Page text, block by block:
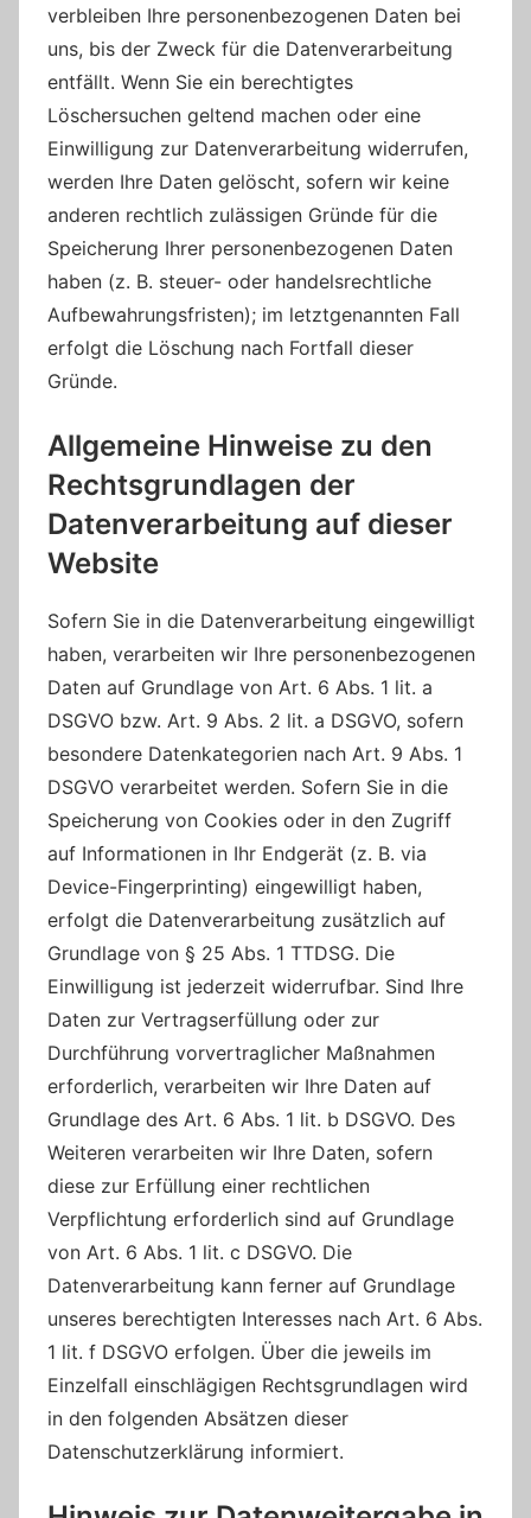
verbleiben Ihre personenbezogenen Daten bei
uns, bis der Zweck für die Datenverarbeitung
entfällt. Wenn Sie ein berechtigtes
Löschersuchen geltend machen oder eine
Einwilligung zur Datenverarbeitung widerrufen,
werden Ihre Daten gelöscht, sofern wir keine
anderen rechtlich zulässigen Gründe für die
Speicherung Ihrer personenbezogenen Daten
haben (z. B. steuer- oder handelsrechtliche
Aufbewahrungsfristen); im letztgenannten Fall
erfolgt die Löschung nach Fortfall dieser
Gründe.
Allgemeine Hinweise zu den
Rechtsgrundlagen der
Datenverarbeitung auf dieser
Website
Sofern Sie in die Datenverarbeitung eingewilligt
haben, verarbeiten wir Ihre personenbezogenen
Daten auf Grundlage von Art. 6 Abs. 1 lit. a
DSGVO bzw. Art. 9 Abs. 2 lit. a DSGVO, sofern
besondere Datenkategorien nach Art. 9 Abs. 1
DSGVO verarbeitet werden. Sofern Sie in die
Speicherung von Cookies oder in den Zugriff
auf Informationen in Ihr Endgerät (z. B. via
Device-Fingerprinting) eingewilligt haben,
erfolgt die Datenverarbeitung zusätzlich auf
Grundlage von § 25 Abs. 1 TTDSG. Die
Einwilligung ist jederzeit widerrufbar. Sind Ihre
Daten zur Vertragserfüllung oder zur
Durchführung vorvertraglicher Maßnahmen
erforderlich, verarbeiten wir Ihre Daten auf
Grundlage des Art. 6 Abs. 1 lit. b DSGVO. Des
Weiteren verarbeiten wir Ihre Daten, sofern
diese zur Erfüllung einer rechtlichen
Verpflichtung erforderlich sind auf Grundlage
von Art. 6 Abs. 1 lit. c DSGVO. Die
Datenverarbeitung kann ferner auf Grundlage
unseres berechtigten Interesses nach Art. 6 Abs.
1 lit. f DSGVO erfolgen. Über die jeweils im
Einzelfall einschlägigen Rechtsgrundlagen wird
in den folgenden Absätzen dieser
Datenschutzerklärung informiert.